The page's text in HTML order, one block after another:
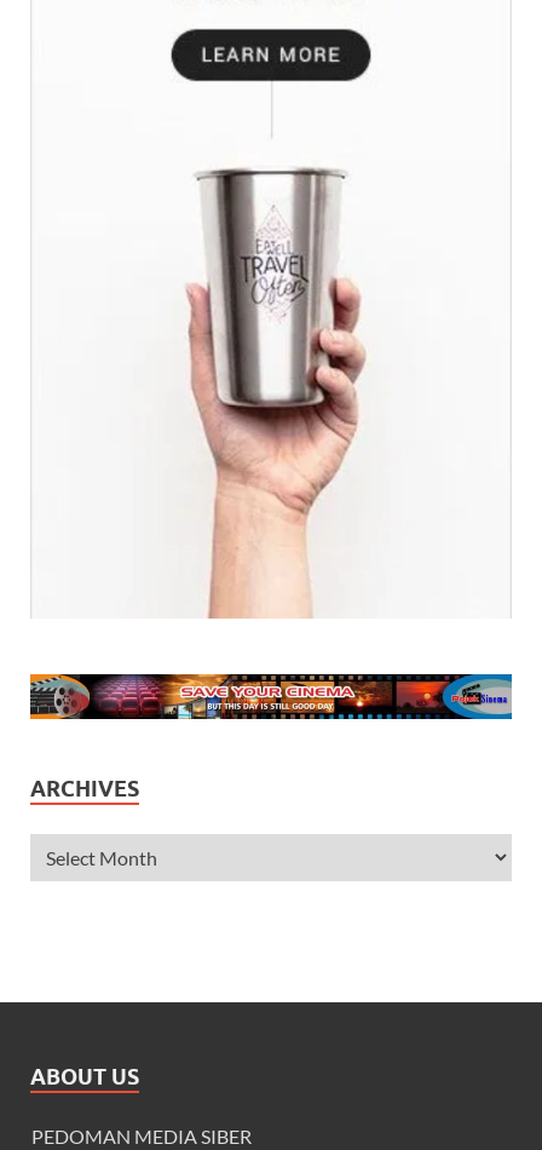
ARCHIVES
ABOUT US
PEDOMAN MEDIA SIBER